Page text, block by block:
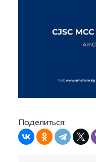
Поделиться: